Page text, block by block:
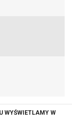
WYŚWIETLAMY W